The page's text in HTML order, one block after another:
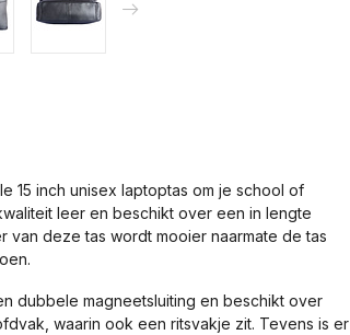
15 inch unisex laptoptas om je school of
leer en beschikt over een in lengte
deze tas wordt mooier naarmate de tas
dubbele magneetsluiting en beschikt over
waarin ook een ritsvakje zit. Tevens is er